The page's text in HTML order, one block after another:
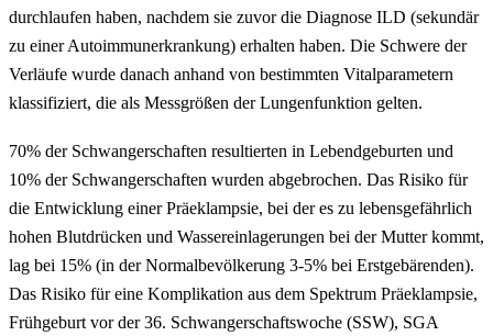
durchlaufen haben, nachdem sie zuvor die Diagnose ILD (sekundär
zu einer Autoimmunerkrankung) erhalten haben. Die Schwere der
Verläufe wurde danach anhand von bestimmten Vitalparametern
klassifiziert, die als Messgrößen der Lungenfunktion gelten.
70% der Schwangerschaften resultierten in Lebendgeburten und
10% der Schwangerschaften wurden abgebrochen. Das Risiko für
die Entwicklung einer Präeklampsie, bei der es zu lebensgefährlich
hohen Blutdrücken und Wassereinlagerungen bei der Mutter kommt,
lag bei 15% (in der Normalbevölkerung 3-5% bei Erstgebärenden).
Das Risiko für eine Komplikation aus dem Spektrum Präeklampsie,
Frühgeburt vor der 36. Schwangerschaftswoche (SSW), SGA